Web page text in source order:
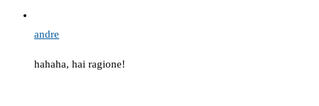
andre
hahaha, hai ragione!